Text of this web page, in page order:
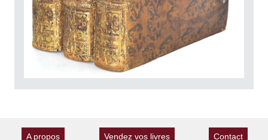
A propos Vendez vos livres Contact